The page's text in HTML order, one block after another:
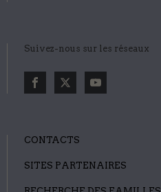
Suivez-nous sur les réseaux
CONTACTS
SITES PARTENAIRES